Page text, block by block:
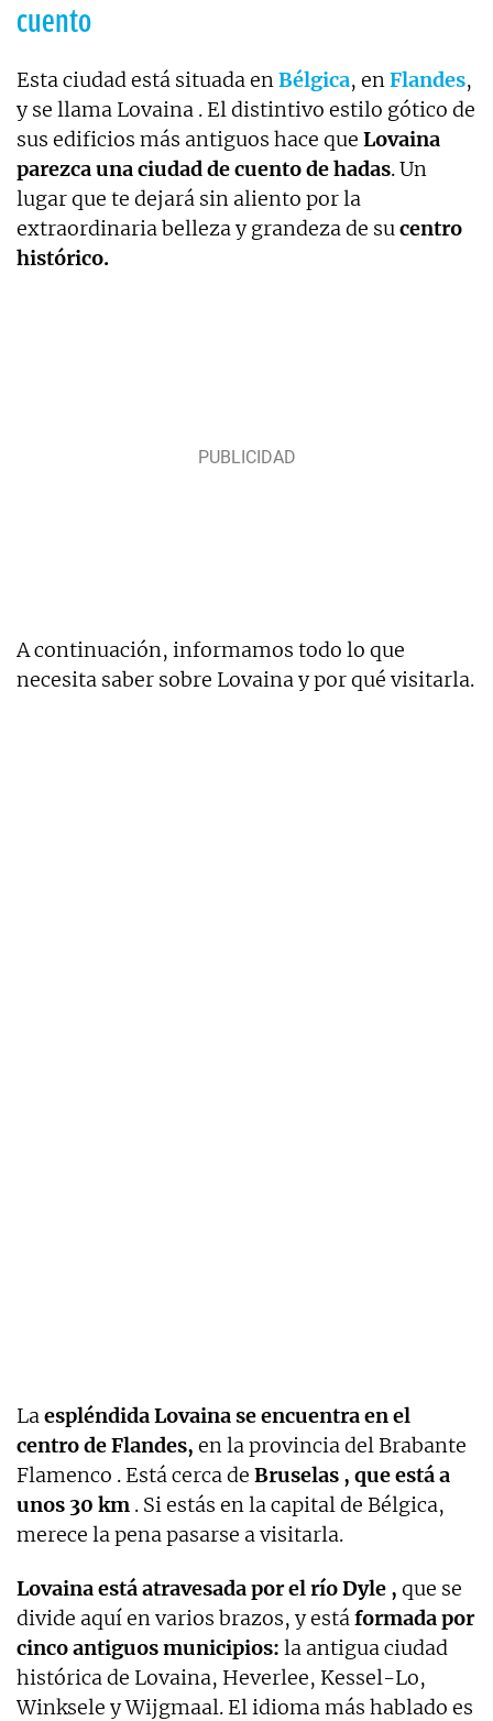
cuento
Esta ciudad está situada enBélgica, enFlandes,
y se llama Lovaina . El distintivo estilo gótico de
sus edificios más antiguos hace que Lovaina
parezca una ciudad de cuento de hadas. Un
lugar que te dejará sin aliento por la
extraordinaria belleza y grandeza de sucentro
histórico.
A continuación, informamos todo lo que
necesita saber sobre Lovaina y por qué visitarla.
Laespléndida Lovaina se encuentra en el
centro de Flandes, en la provincia del Brabante
Flamenco . Está cerca de Bruselas , que está a
unos 30 km . Si estás en la capital de Bélgica,
merece la pena pasarse a visitarla.
Lovaina está atravesada por el río Dyle , que se
divide aquí en varios brazos, y estáformada por
cinco antiguos municipios: la antigua ciudad
histórica de Lovaina, Heverlee, Kessel-Lo,
Winksele y Wijgmaal. El idioma más hablado es